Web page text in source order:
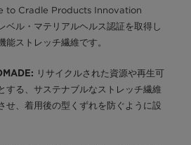
to Cradle Products Innovation
ル・マテリアルヘルス認証を取得し
能ストレッチ繊維です。
リサイクルされた資源や再生可
する、サステナブルなストレッチ繊維
せ、着用後の型くずれを防ぐように設